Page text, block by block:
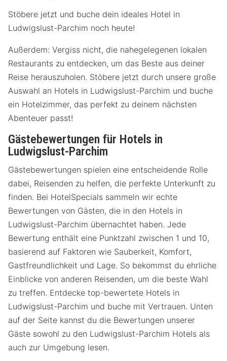
Stöbere jetzt und buche dein ideales Hotel in
Ludwigslust-Parchim noch heute!
Außerdem: Vergiss nicht, die nahegelegenen lokalen
Restaurants zu entdecken, um das Beste aus deiner
Reise herauszuholen. Stöbere jetzt durch unsere große
Auswahl an Hotels in Ludwigslust-Parchim und buche
ein Hotelzimmer, das perfekt zu deinem nächsten
Abenteuer passt!
Gästebewertungen für Hotels in
Ludwigslust-Parchim
Gästebewertungen spielen eine entscheidende Rolle
dabei, Reisenden zu helfen, die perfekte Unterkunft zu
finden. Bei HotelSpecials sammeln wir echte
Bewertungen von Gästen, die in den Hotels in
Ludwigslust-Parchim übernachtet haben. Jede
Bewertung enthält eine Punktzahl zwischen 1 und 10,
basierend auf Faktoren wie Sauberkeit, Komfort,
Gastfreundlichkeit und Lage. So bekommst du ehrliche
Einblicke von anderen Reisenden, um die beste Wahl
zu treffen. Entdecke top-bewertete Hotels in
Ludwigslust-Parchim und buche mit Vertrauen. Unten
auf der Seite kannst du die Bewertungen unserer
Gäste sowohl zu den Ludwigslust-Parchim Hotels als
auch zur Umgebung lesen.